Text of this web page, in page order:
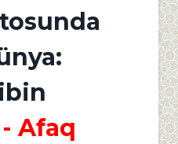
- Afaq